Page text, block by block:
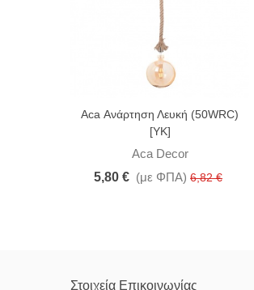
Aca Ανάρτηση Λευκή (50WRC)
[ΥΚ]
Aca Decor
5,80 € (με ΦΠΑ) 6,82 €
Στοιχεία Επικοινωνίας